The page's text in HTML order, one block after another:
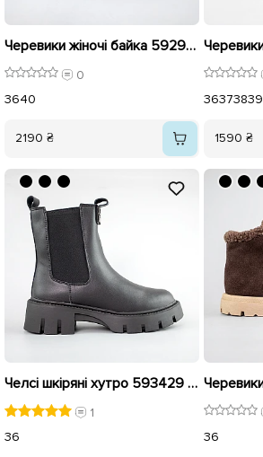
Черевики жіночі байка 592927 Коричневі
0
3640
2190 ₴
36373839
1590 ₴
Челсі шкіряні хутро 593429 Чорні
1
36
36